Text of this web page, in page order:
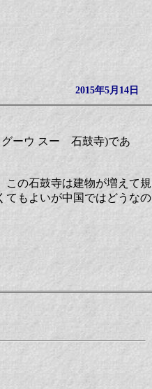
2015年5月14日
グーウ スー 石鼓寺)であ
この石鼓寺は建物が増えて規
てもよいが中国ではどうなの